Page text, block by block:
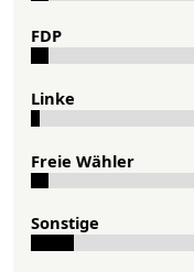
FDP
Lin­ke
Freie Wähler
Sonstige